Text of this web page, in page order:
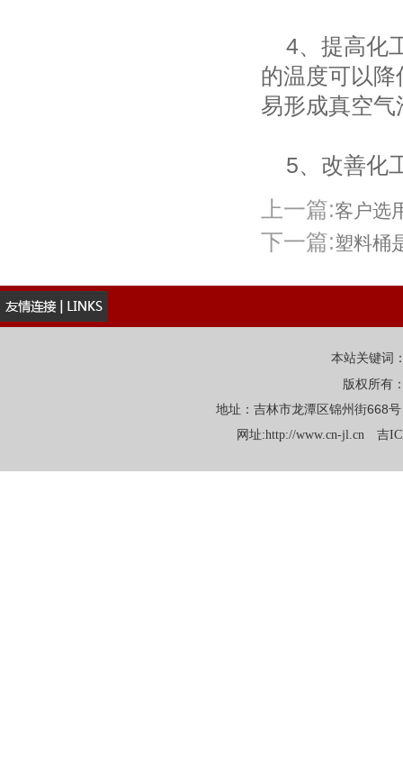
4、提高化
的温度可以
易形成真空
5、改善化
上一篇:客户选
下一篇:塑料桶
本站关键词
版权所有
地址：吉林市龙潭区锦州街
网址:http://www.cn-jl.cn 吉